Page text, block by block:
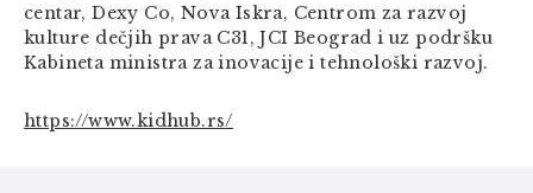
centar, Dexy Co, Nova Iskra, Centrom za razvoj
kulture dečjih prava C31, JCI Beograd i uz podršku
Kabineta ministra za inovacije i tehnološki razvoj.
https://www.kidhub.rs/